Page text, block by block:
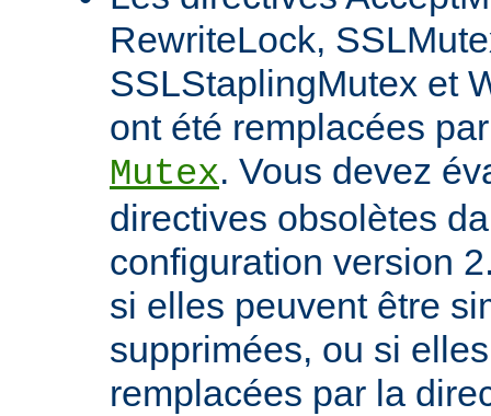
RewriteLock,
SSLStaplingMutex et
ont été remplacées
Mutex. Vous devez
directives obsolètes
configuration version
si elles peuvent être
supprimées, ou si
remplacées par la